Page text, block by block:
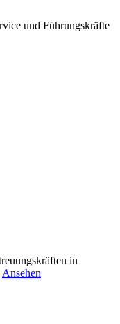
und Führungskräfte
in
Ansehen